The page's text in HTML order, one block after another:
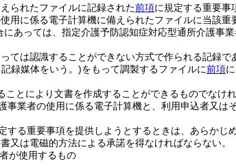
られたファイルに記録された前項に規定する重要事
用に係る電子計算機に備えられたファイルに当該重
あっては、指定介護予防認知症対応型通所介護事
ては認識することができない方式で作られる記録で
録媒体をいう。)をもって調製するファイルに前項
とにより文書を作成することができるものでなけれ
業者の使用に係る電子計算機と、利用申込者又は
する重要事項を提供しようとするときは、あらかじ
又は電磁的方法による承諾を得なければならない。
が使用するもの